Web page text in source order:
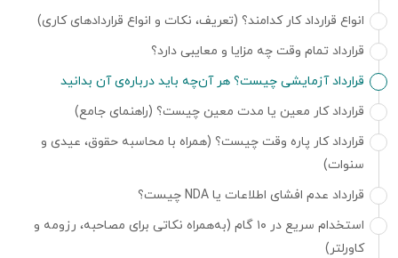
انواع قرارداد کار کدامند؟ (تعریف، نکات و انواع قراردادهای کاری)
قرارداد تمام وقت چه مزایا و معایبی دارد؟
قرارداد آزمایشی چیست؟ هر آن‌چه باید درباره‌ی آن بدانید
قرارداد کار معین یا مدت معین چیست؟ (راهنمای جامع)
قرارداد کار پاره وقت چیست؟ (همراه با محاسبه حقوق، عیدی و
سنوات)
قرارداد عدم افشای اطلاعات یا NDA چیست؟
استخدام سریع در ۱۰ گام (به‌همراه نکاتی برای مصاحبه، رزومه‌ و
کاورلتر)